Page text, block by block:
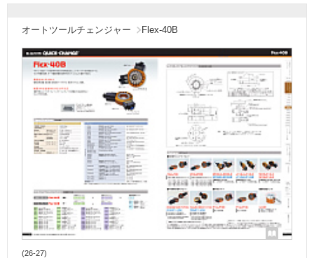
オートツールチェンジャー Flex-40B
(26-27)